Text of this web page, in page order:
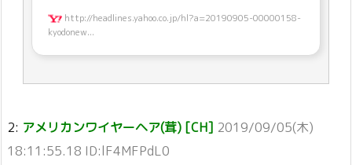
http://headlines.yahoo.co.jp/hl?a=20190905-00000158-
kyodonew...
2: アメリカンワイヤーヘア(茸) [CH] 2019/09/05(木)
18:11:55.18 ID:lF4MFPdL0